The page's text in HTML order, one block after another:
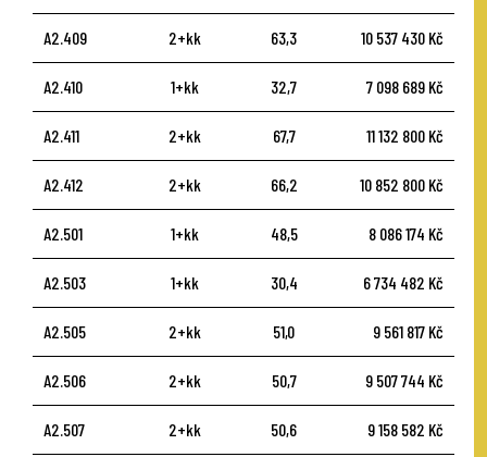
A2.409 2+kk 63,3 10 537 430 Kč
A2.410 1+kk 32,7 7 098 689 Kč
A2.411 2+kk 67,7 11 132 800 Kč
A2.412 2+kk 66,2 10 852 800 Kč
A2.501 1+kk 48,5 8 086 174 Kč
A2.503 1+kk 30,4 6 734 482 Kč
A2.505 2+kk 51,0 9 561 817 Kč
A2.506 2+kk 50,7 9 507 744 Kč
A2.507 2+kk 50,6 9 158 582 Kč